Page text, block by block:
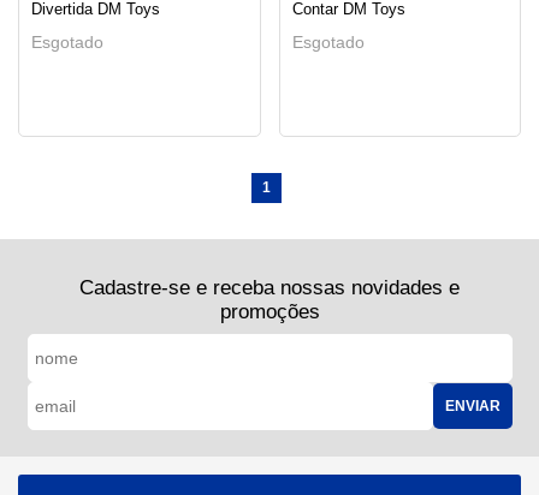
Divertida DM Toys
Esgotado
Contar DM Toys
Esgotado
1
Cadastre-se e receba nossas novidades e
promoções
ENVIAR